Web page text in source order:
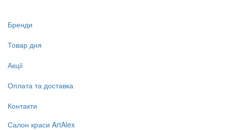
Бренди
Товар дня
Акції
Оплата та доставка
Контакти
Салон краси ArtAlex